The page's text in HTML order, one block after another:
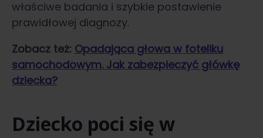
właściwe badania i szybkie postawienie
prawidłowej diagnozy.
Zobacz też: Opadająca głowa w foteliku
samochodowym. Jak zabezpieczyć główkę
dziecka?
Dziecko poci się w